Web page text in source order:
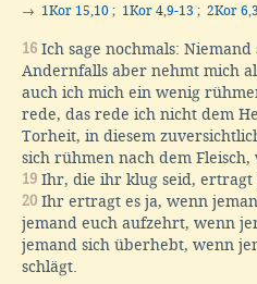
→ 1Kor 15,10 ; 1Kor 4,9-13 ; 2Kor
16 Ich sage nochmals:
Andernfalls aber nehmt mich
auch ich mich ein wenig
rede, das rede ich nicht dem
Torheit, in diesem
sich rühmen nach dem
19 Ihr, die ihr klug seid, ertragt
20 Ihr ertragt es ja, wenn
jemand euch aufzehrt, wenn
jemand sich überhebt, wenn
schlägt.